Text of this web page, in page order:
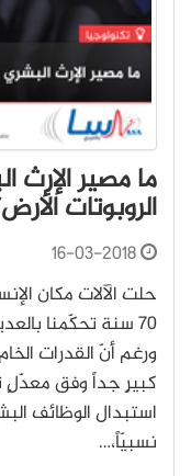
ما مصير الإرث
الروبوتات
16-03-2018
حلت الآلات مكان
70 سنة تحكّمنا
ورغم أنّ القدرات
كبيرٍ جداً وفق معدّلٍ
استبدال الوظائف
نسبيّاً،…